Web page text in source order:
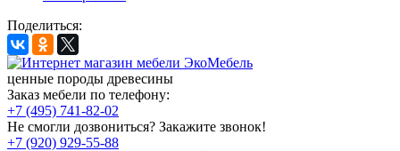
Поделиться:
ценные породы древесины
Заказ мебели по телефону:
+7 (495) 741-82-02
Не смогли дозвониться? Закажите звонок!
+7 (920) 929-55-88